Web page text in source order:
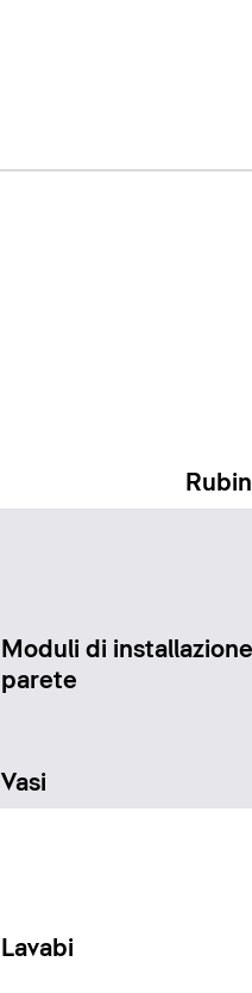
Moduli di
parete
Vasi
Lavabi